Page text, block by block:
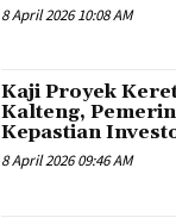
8 April 2026 10:08 AM
Kaji Proyek
Kalteng,
Kepastian
8 April 2026 09:46 AM